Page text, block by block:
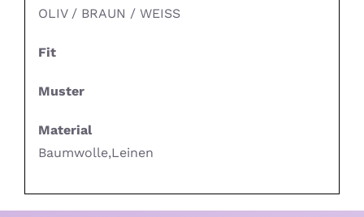
OLIV / BRAUN / WEISS
Fit
Muster
Material
Baumwolle,Leinen